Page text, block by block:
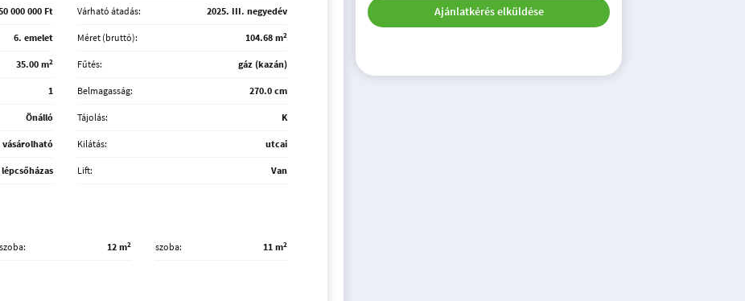
000 000 Ft Várható átadás: 2025. III. negyedév
6. emelet Méret (bruttó): 104.68 m2
35.00 m2 Fűtés: gáz (kazán)
1 Belmagasság: 270.0 cm
Önálló Tájolás: K
vásárolható Kilátás: utcai
Lift: Van
szoba 12 m2 szoba 11 m2
Ajánlatkérés elküldése